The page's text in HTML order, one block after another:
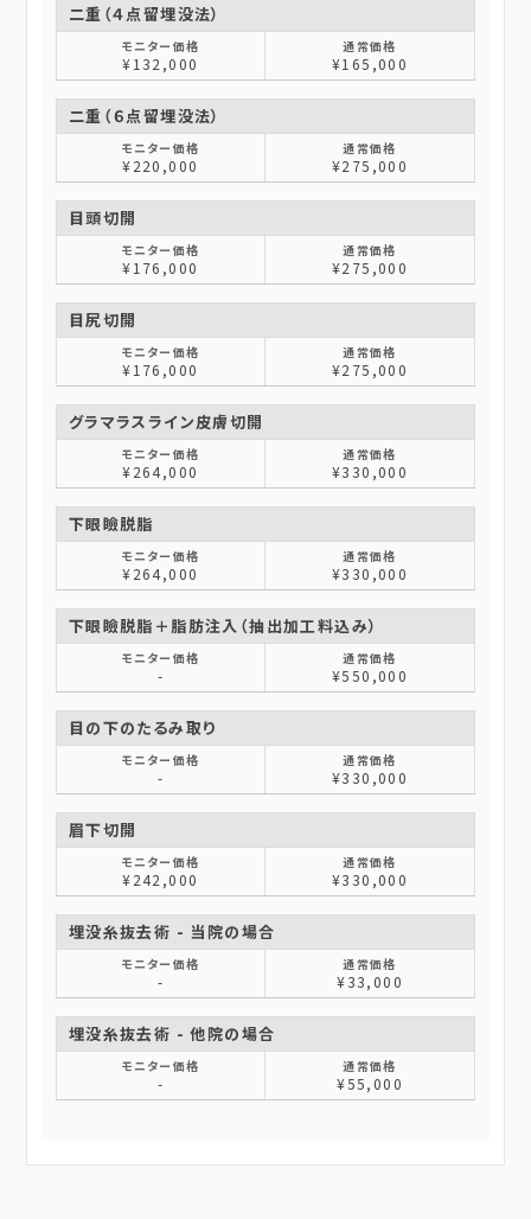
二重（４点留埋没法）
¥132,000 ¥165,000
二重（６点留埋没法）
¥220,000 ¥275,000
目頭切開
¥176,000 ¥275,000
目尻切開
¥176,000 ¥275,000
グラマラスライン皮膚切開
¥264,000 ¥330,000
下眼瞼脱脂
¥264,000 ¥330,000
下眼瞼脱脂＋脂肪注入（抽出加工料込み）
- ¥550,000
目の下のたるみ取り
- ¥330,000
眉下切開
¥242,000 ¥330,000
埋没糸抜去術 - 当院の場合
- ¥33,000
埋没糸抜去術 - 他院の場合
- ¥55,000